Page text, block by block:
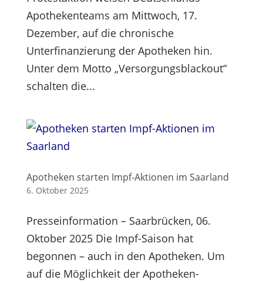
Apothekenteams am Mittwoch, 17.
Dezember, auf die chronische
Unterfinanzierung der Apotheken hin.
Unter dem Motto „Versorgungsblackout“
schalten die...
Apotheken starten Impf-Aktionen im Saarland
6. Oktober 2025
Presseinformation – Saarbrücken, 06.
Oktober 2025 Die Impf-Saison hat
begonnen – auch in den Apotheken. Um
auf die Möglichkeit der Apotheken-